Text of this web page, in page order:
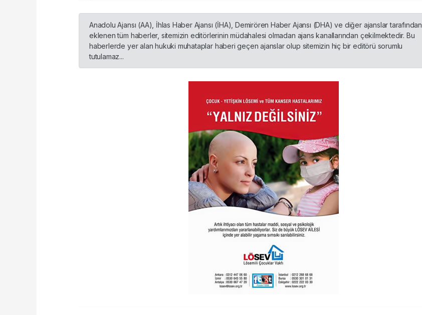
Anadolu Ajansı (AA), İhlas Haber Ajansı (İHA), Demirören Haber Ajansı (DHA) ve diğer ajanslar tarafından
eklenen tüm haberler, sitemizin editörlerinin müdahalesi olmadan ajans kanallarından çekilmektedir. Bu
haberlerde yer alan hukuki muhataplar haberi geçen ajanslar olup sitemizin hiç bir editörü sorumlu
tutulamaz...